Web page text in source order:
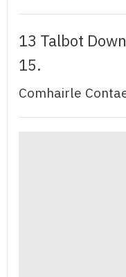
13 Talbot
15.
Comhairle